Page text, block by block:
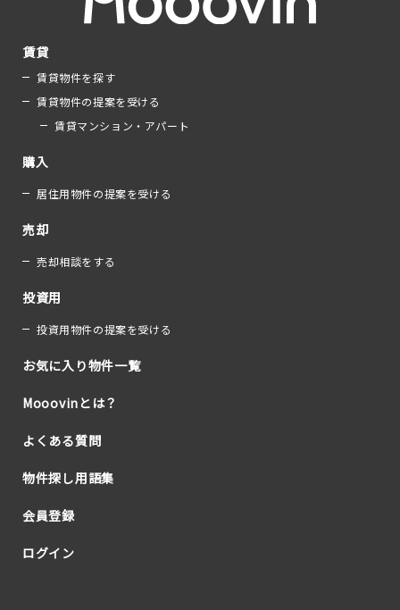
賃貸
賃貸物件を探す
賃貸物件の提案を受ける
賃貸マンション・アパート
購入
居住用物件の提案を受ける
売却
売却相談をする
投資用
投資用物件の提案を受ける
お気に入り物件一覧
Mooovinとは？
よくある質問
物件探し用語集
会員登録
ログイン